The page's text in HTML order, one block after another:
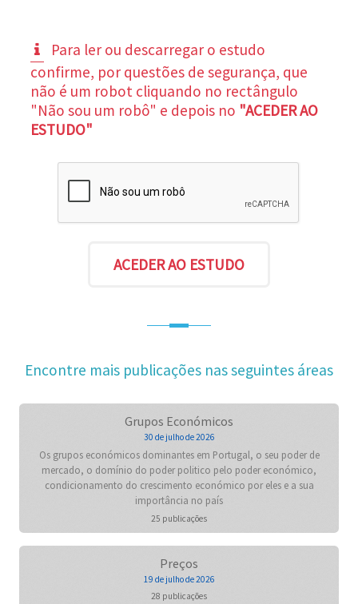
Para ler ou descarregar o estudo
confirme, por questões de segurança, que
não é um robot cliquando no rectângulo
"Não sou um robô" e depois no "ACEDER AO
ESTUDO"
Encontre mais publicações nas seguintes áreas
Grupos Económicos
30 de julho de 2026
Os grupos económicos dominantes em Portugal, o seu poder de
mercado, o domínio do poder politico pelo poder económico,
condicionamento do crescimento económico por eles e a sua
importância no país
25 publicações
Preços
19 de julho de 2026
28 publicações